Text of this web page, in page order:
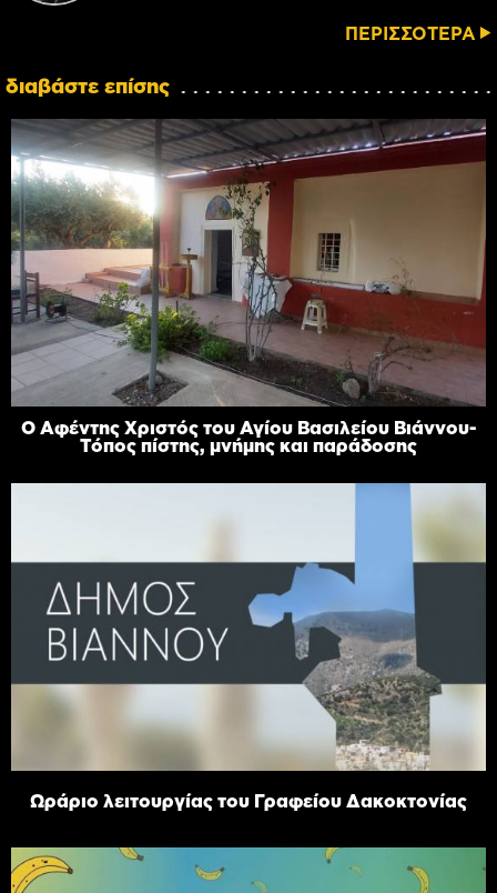
ΠΕΡΙΣΣΟΤΕΡΑ
διαβάστε επίσης
Ο Αφέντης Χριστός του Αγίου Βασιλείου Βιάννου-
Τόπος πίστης, μνήμης και παράδοσης
Ωράριο λειτουργίας του Γραφείου Δακοκτονίας